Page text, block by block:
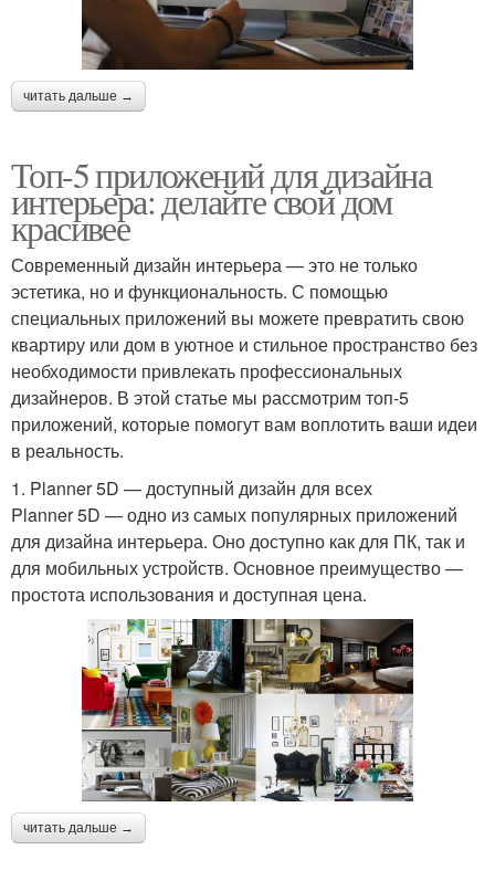
читать дальше →
Топ-5 приложений для дизайна
интерьера: делайте свой дом
красивее
Современный дизайн интерьера — это не только
эстетика, но и функциональность. С помощью
специальных приложений вы можете превратить свою
квартиру или дом в уютное и стильное пространство без
необходимости привлекать профессиональных
дизайнеров. В этой статье мы рассмотрим топ-5
приложений, которые помогут вам воплотить ваши идеи
в реальность.
1. Planner 5D — доступный дизайн для всех
Planner 5D — одно из самых популярных приложений
для дизайна интерьера. Оно доступно как для ПК, так и
для мобильных устройств. Основное преимущество —
простота использования и доступная цена.
читать дальше →